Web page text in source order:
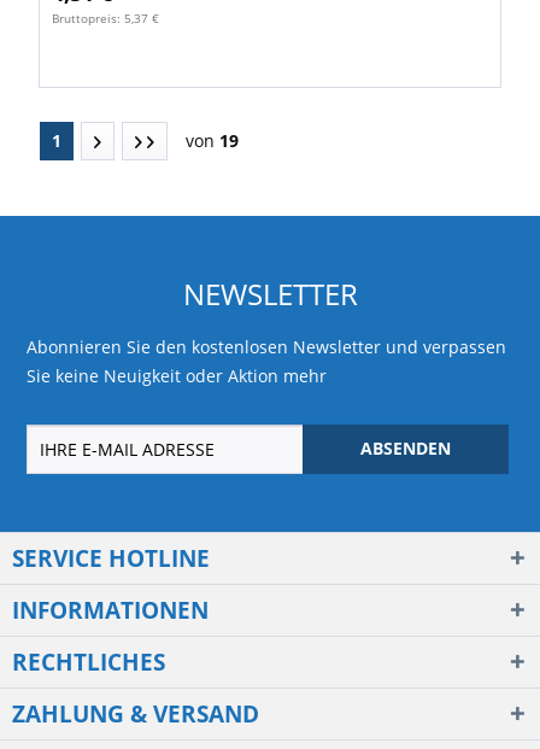
Bruttopreis: 5,37 €
1 von 19
NEWSLETTER
Abonnieren Sie den kostenlosen Newsletter und verpassen
Sie keine Neuigkeit oder Aktion mehr
ABSENDEN
SERVICE HOTLINE
INFORMATIONEN
RECHTLICHES
ZAHLUNG & VERSAND